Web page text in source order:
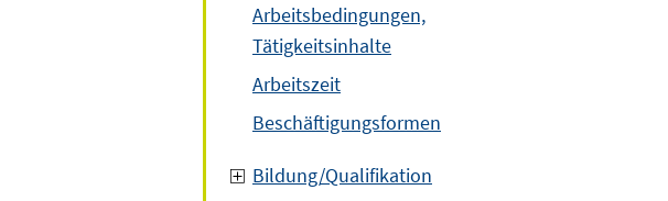
Arbeitsbedingungen,
Tätigkeitsinhalte
Arbeitszeit
Beschäftigungsformen
Bildung/Qualifikation